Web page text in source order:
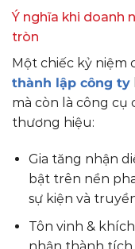
Ý nghĩa khi doanh
tròn
Một chiếc kỷ niệm
thành lập công ty
mà còn là công cụ
thương hiệu:
Gia tăng nhận
bật trên nền
sự kiện và
Tôn vinh &
nhận thành tích